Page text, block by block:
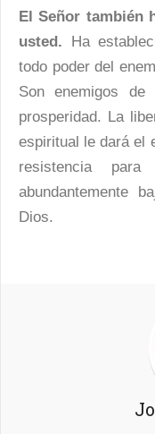
El Señor también
usted. Ha
todo poder del
Son enemigos
prosperidad. La
espiritual le dará el
resistencia
abundantemente
Dios.